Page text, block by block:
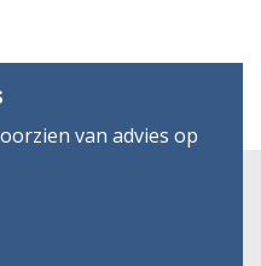
van advies op